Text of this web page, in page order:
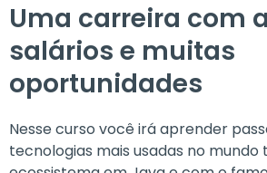
Uma carreira com
salários e muitas
oportunidades
Nesse curso você irá aprender
tecnologias mais usadas no